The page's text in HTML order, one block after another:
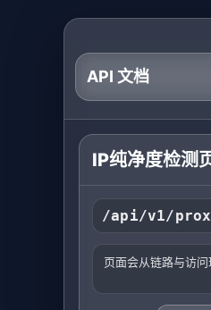
API 文档
IP纯净度检测
/api/v1/
页面会从链路与访